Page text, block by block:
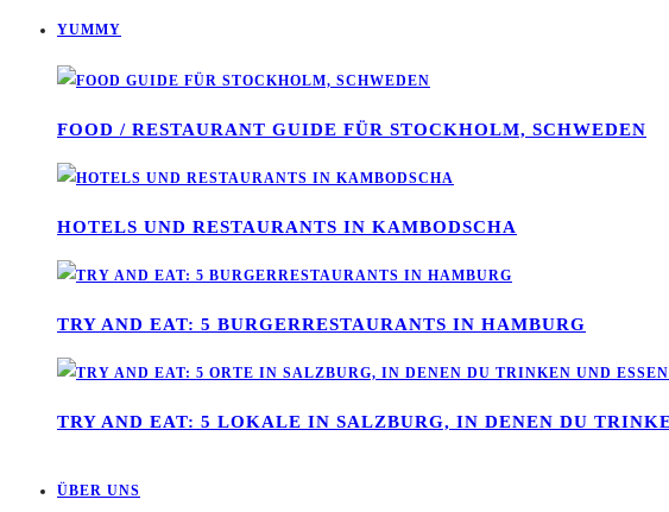
YUMMY
FOOD / RESTAURANT GUIDE FÜR STOCKHOLM, SCHWEDEN
HOTELS UND RESTAURANTS IN KAMBODSCHA
TRY AND EAT: 5 BURGERRESTAURANTS IN HAMBURG
TRY AND EAT: 5 LOKALE IN SALZBURG, IN DENEN DU
ÜBER UNS